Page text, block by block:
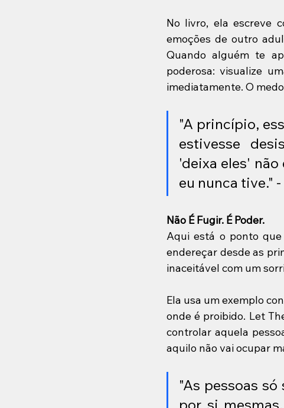
No livro, ela escreve
emoções de outro
Quando alguém te
poderosa: visualize
imediatamente. O
"A princípio,
estivesse
'deixa eles'
eu nunca tive."
Não É Fugir. É Poder.
Aqui está o ponto
endereçar desde as
inaceitável com um
Ela usa um exemplo
onde é proibido. Let
controlar aquela
aquilo não vai ocupar
"As pessoas